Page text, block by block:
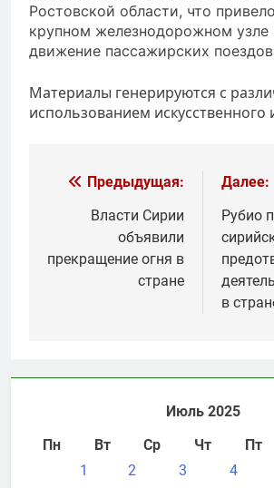
Ростовской области, что
крупном железнодорожном узле
движение пассажирских
Материалы генерируются с
использованием искусственного
Навигация
записям
Предыдущая:
Власти Сирии
объявили
прекращение огня в
стране
Далее:
Рубио
в
Июль 2025
Пн
Вт Ср Чт Пт
1
2 3 4